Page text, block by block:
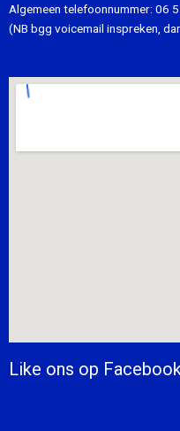
Algemeen telefoonnummer: 06
(NB bgg voicemail inspreken,
Like ons op